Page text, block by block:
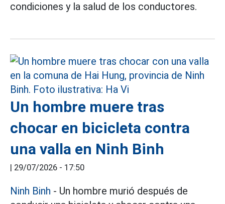
condiciones y la salud de los conductores.
Un hombre muere tras
chocar en bicicleta contra
una valla en Ninh Binh
| 29/07/2026 - 17:50
Ninh Binh - Un hombre murió después de